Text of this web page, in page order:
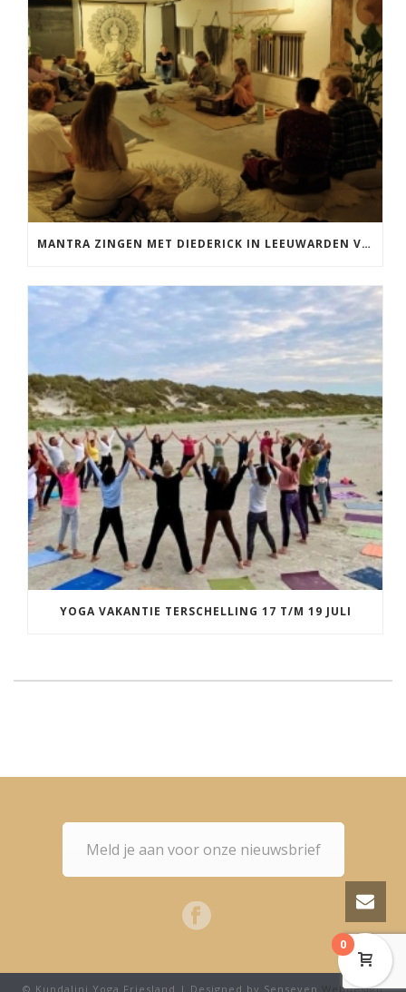
MANTRA ZINGEN MET DIEDERICK IN LEEUWARDEN VRIJDAG 12 JUNI KIRTAN
YOGA VAKANTIE TERSCHELLING 17 T/M 19 JULI
Meld je aan voor onze nieuwsbrief
© Kundalini Yoga Friesland | Designed by Senseven Webdesign
0